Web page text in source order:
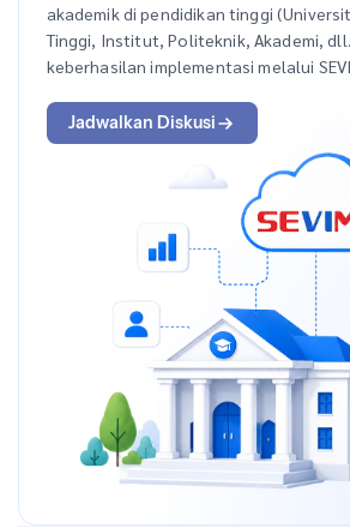
akademik di pendidikan tinggi
Tinggi, Institut, Politeknik, Akademi,
keberhasilan implementasi melalui
Jadwalkan Diskusi